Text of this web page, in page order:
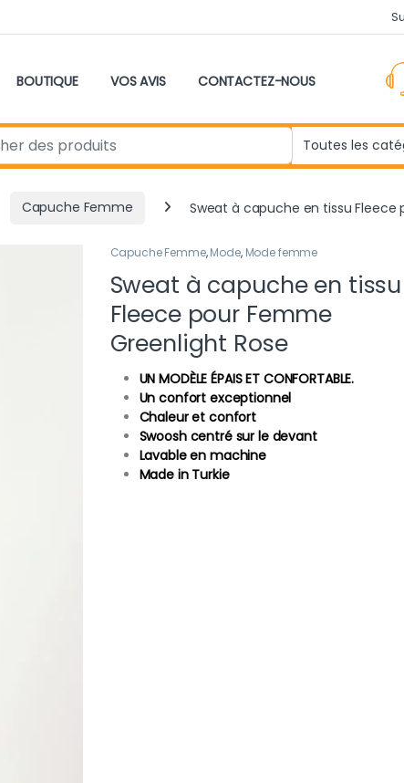
BOUTIQUE VOS AVIS CONTACTEZ-NOUS
Capuche Femme Sweat à capuche en tissu Fleece
Capuche Femme,Mode, Mode femme
Sweat à capuche en tissu
Fleece pour Femme
Greenlight Rose
UN MODÈLE ÉPAIS ET CONFORTABLE.
Un confort exceptionnel
Chaleur et confort
Swoosh centré sur le devant
Lavable en machine
Made in Turkie